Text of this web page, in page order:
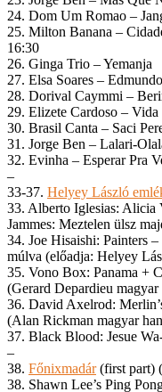
24. Dom Um Romao –
25. Milton Banana –
16:30
26. Ginga Trio – Yemanja
27. Elsa Soares –
28. Dorival Caymmi –
29. Elizete Cardoso – Vida
30. Brasil Canta – Saci
31. Jorge Ben – Lalari-
32. Evinha – Esperar Pra
–
33-37. Helyey László
33. Alberto Iglesias: Alicia
Jammes: Meztelen ülsz
34. Joe Hisaishi: Painters
múlva (előadja: Helyey
35. Vono Box: Panama +
(Gerard Depardieu
36. David Axelrod:
(Alan Rickman magyar
37. Black Blood: Jesue
–
38. Főnixmadár(first part) (
38. Shawn Lee’s Ping